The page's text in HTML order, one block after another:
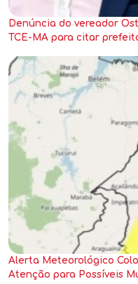
Denúncia do vereador
TCE-MA para citar
Alerta Meteorológico
Atenção para Possíveis